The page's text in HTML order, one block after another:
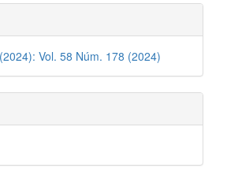
Vol. 58 Núm. 178 (2024)